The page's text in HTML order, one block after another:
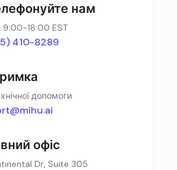
нам
18:00 EST
410-8289
допомоги
офіс
Dr, Suite 305